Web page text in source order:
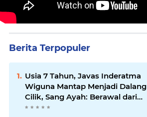
Berita Terpopuler
Usia 7 Tahun, Javas Inderatma
Wiguna Mantap Menjadi Dalang
Cilik, Sang Ayah: Berawal dari
Menonton Wayang di YouTube